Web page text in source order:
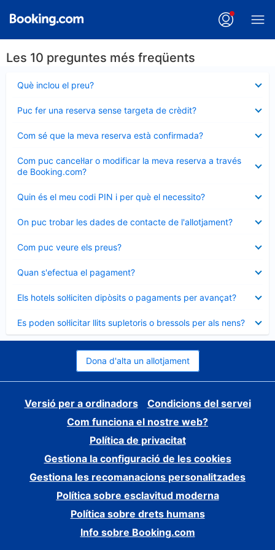
Les 10 preguntes més freqüents
Què inclou el preu?
tancat
Puc fer una reserva sense targeta de crèdit?
tancat
Com sé que la meva reserva està confirmada?
tancat
Com puc cancel·lar o modificar la meva reserva a través
de Booking.com?
tancat
Quin és el meu codi PIN i per què el necessito?
tancat
On puc trobar les dades de contacte de l'allotjament?
tancat
Com puc veure els preus?
tancat
Quan s'efectua el pagament?
tancat
Els hotels sol·liciten dipòsits o pagaments per avançat?
tancat
Es poden sol·licitar llits supletoris o bressols per als nens?
tancat
Dona d'alta un allotjament
Versió per a ordinadors
Condicions del servei
Com funciona el nostre web?
Política de privacitat
Gestiona la configuració de les cookies
Gestiona les recomanacions personalitzades
Política sobre esclavitud moderna
Política sobre drets humans
Info sobre Booking.com